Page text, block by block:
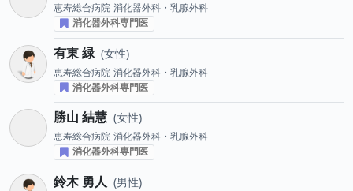
恵寿総合病院 消化器外科・乳腺外科
消化器外科専門医
有東 緑 女性
恵寿総合病院 消化器外科・乳腺外科
消化器外科専門医
勝山 結慧 女性
恵寿総合病院 消化器外科・乳腺外科
消化器外科専門医
鈴木 勇人 男性